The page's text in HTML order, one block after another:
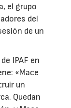
el grupo
del
de un
IPAF en
«Mace
un
Quedan